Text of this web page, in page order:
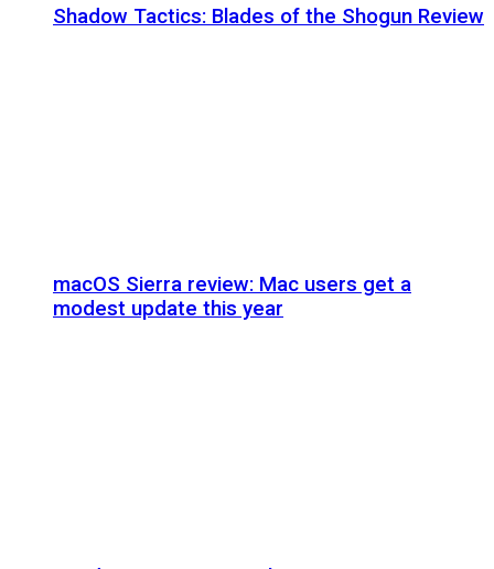
Shadow Tactics: Blades of the Shogun Review
macOS Sierra review: Mac users get a
modest update this year